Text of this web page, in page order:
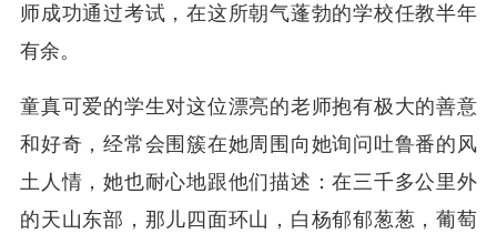
师成功通过考试，在这所朝气蓬勃的学校任教半年
有余。
童真可爱的学生对这位漂亮的老师抱有极大的善意
和好奇，经常会围簇在她周围向她询问吐鲁番的风
土人情，她也耐心地跟他们描述：在三千多公里外
的天山东部，那儿四面环山，白杨郁郁葱葱，葡萄